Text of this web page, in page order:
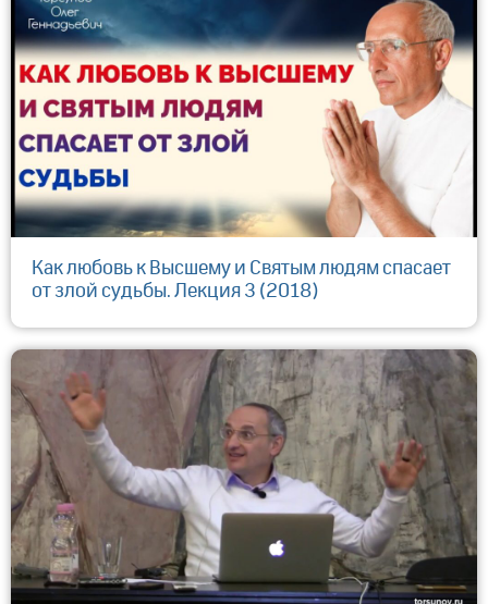
Как любовь к Высшему и Святым людям спасает
от злой судьбы. Лекция 3 (2018)